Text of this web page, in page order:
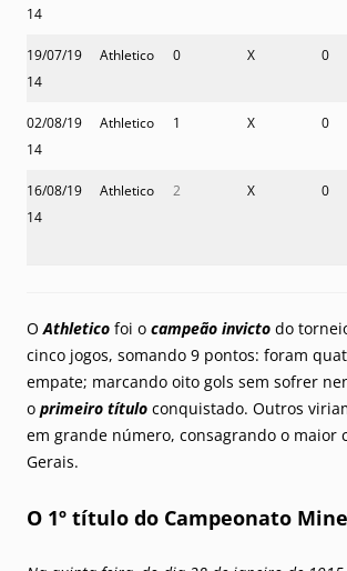
14
19/07/19
14
Athletico 0 X 0
02/08/19
14
Athletico 1 X 0
16/08/19
14
Athletico 2 X 0
OAthletico foi o campeão invicto do
cinco jogos, somando 9 pontos: foram
empate; marcando oito gols sem sofrer
o primeiro título conquistado. Outros
em grande número, consagrando o maior
Gerais.
O 1º título do Campeonato